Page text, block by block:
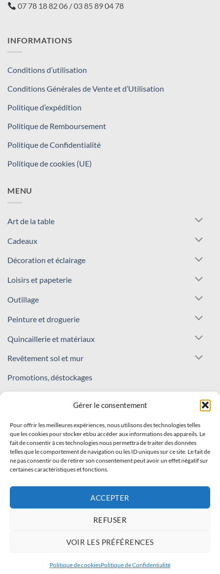
Gérer le consentement
Pour offrir les meilleures expériences, nous utilisons des technologies telles
que les cookies pour stocker et/ou accéder aux informations des appareils. Le
fait de consentir à ces technologies nous permettra de traiter des données
telles que le comportement de navigation ou les ID uniques sur ce site. Le fait de
ne pas consentir ou de retirer son consentement peut avoir un effet négatif sur
certaines caractéristiques et fonctions.
ACCEPTER
REFUSER
VOIR LES PRÉFÉRENCES
Politique de cookiesPolitique de Confidentialité
07 78 18 82 06 / 03 85 89 04 78
INFORMATIONS
Conditions d’utilisation
Conditions Générales de Vente et d’Utilisation
Politique d’expédition
Politique de Remboursement
Politique de Confidentialité
Politique de cookies (UE)
MENU
Art de la table
Cadeaux
Décoration et éclairage
Loisirs et papeterie
Outillage
Peinture et droguerie
Quincaillerie et matériaux
Revêtement sol et mur
Promotions, déstockages
REJOIGNEZ NOTRE COMMUNAUTÉ !
Inscrivez-vous à notre newsletter
Recevez nos offres et nouveautés en avant-première !
Stripe
DecoDrog 2026 ©Tous droits réservés.